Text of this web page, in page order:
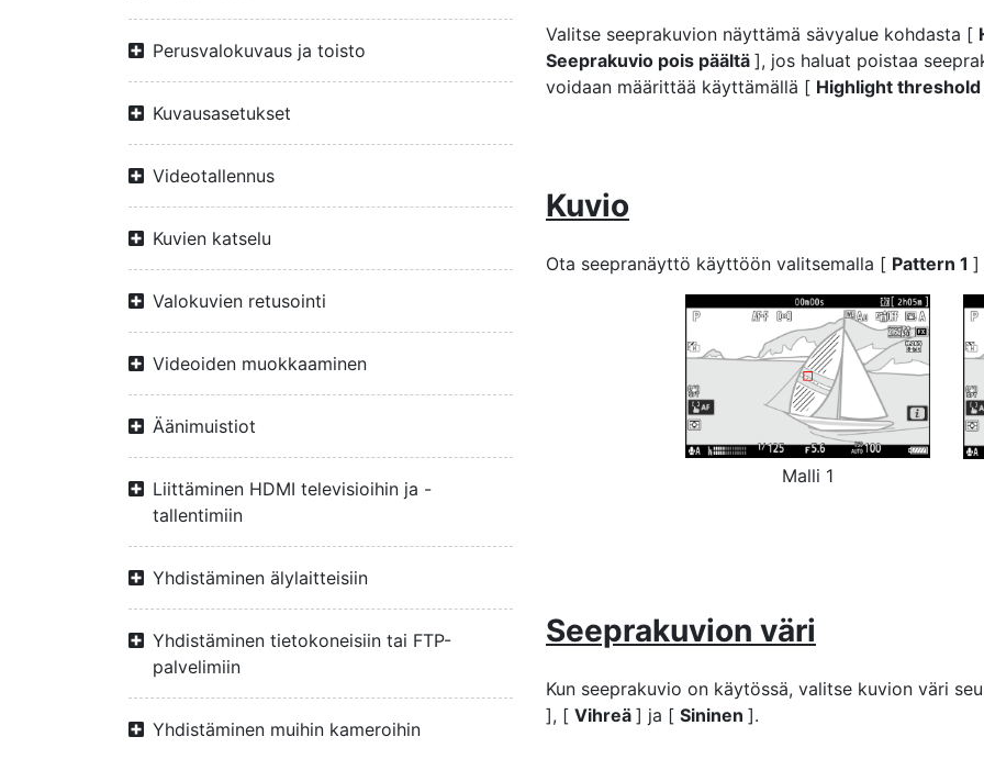
Perusvalokuvaus ja toisto
Kuvausasetukset
Videotallennus
Kuvien katselu
Valokuvien retusointi
Videoiden muokkaaminen
Äänimuistiot
Liittäminen HDMI televisioihin ja -
tallentimiin
Yhdistäminen älylaitteisiin
Yhdistäminen tietokoneisiin tai FTP-
palvelimiin
Yhdistäminen muihin kameroihin
Valitse seeprakuvion näyttämä sävyalue kohdasta [
Seeprakuvio pois päältä ], jos haluat poistaa
voidaan määrittää käyttämällä [ Highlight threshold
Kuvio
Ota seepranäyttö käyttöön valitsemalla [ Pattern 1 ]
Malli 1
Seeprakuvion väri
Kun seeprakuvio on käytössä, valitse kuvion väri
], [ Vihreä ] ja [ Sininen ].